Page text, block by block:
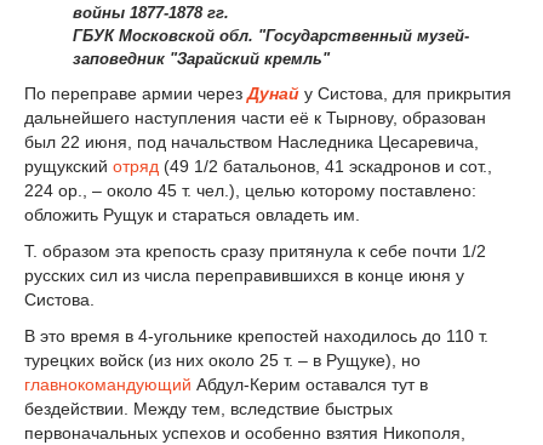
войны 1877-1878 гг.
ГБУК Московской обл. "Государственный музей-
заповедник "Зарайский кремль"
По переправе армии черезДунай у Систова, для прикрытия
дальнейшего наступления части её к Тырнову, образован
был 22 июня, под начальством Наследника Цесаревича,
рущукский отряд (49 1/2 батальонов, 41 эскадронов и сот.,
224 ор., – около 45 т. чел.), целью которому поставлено:
обложить Рущук и стараться овладеть им.
Т. образом эта крепость сразу притянула к себе почти 1/2
русских сил из числа переправившихся в конце июня у
Систова.
В это время в 4-угольнике крепостей находилось до 110 т.
турецких войск (из них около 25 т. – в Рущуке), но
главнокомандующий Абдул-Керим оставался тут в
бездействии. Между тем, вследствие быстрых
первоначальных успехов и особенно взятия Никополя,